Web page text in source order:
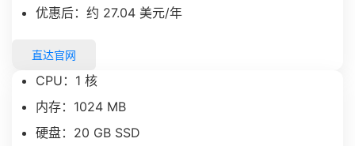
优惠后：约 27.04 美元/年
直达官网
CPU：1 核
内存：1024 MB
硬盘：20 GB SSD